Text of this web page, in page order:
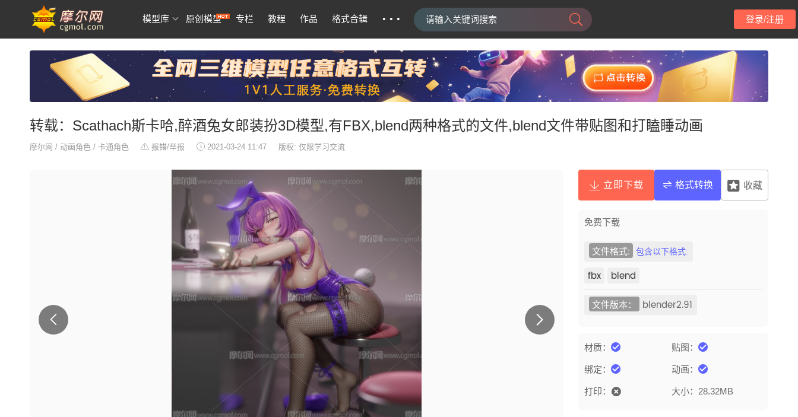
模型库 原创模型 专栏 教程 作品 格式合辑 ··· 登录/注册
转载：Scathach斯卡哈,醉酒兔女郎装扮3D模型,有FBX,blend两种格式的文件,blend文件带贴图和打瞌睡动画
摩尔网 / 动画角色 / 卡通角色 报错/举报 2021-03-24 11:47 版权: 仅限学习交流
立即下载 格式转换 收藏
免费下载
文件格式: 包含以下格式:
fbx blend
文件版本： blender2.91
材质： 贴图：
绑定： 动画：
打印： 大小：28.32MB